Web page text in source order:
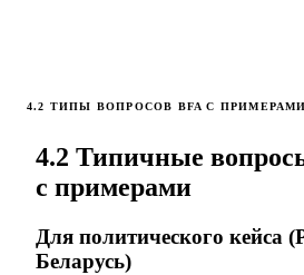
4.2 ТИПЫ ВОПРОСОВ BFA С ПРИМЕРАМИ
4.2 Типичные
с примерами
Для политического кейса
Беларусь)